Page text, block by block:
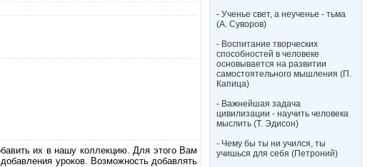
их в нашу коллекцию. Для этого Вам
уроков. Возможность добавлять
- Ученье свет, а неученье - тьма
(А. Суворов)
- Воспитание творческих
способностей в человеке
основывается на развитии
самостоятельного мышления (П.
Капица)
- Важнейшая задача
цивилизации - научить человека
мыслить (Т. Эдисон)
- Чему бы ты ни учился, ты
учишься для себя (Петроний)